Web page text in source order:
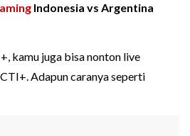
Indonesia vs Argentina
kamu juga bisa nonton live
Adapun caranya seperti